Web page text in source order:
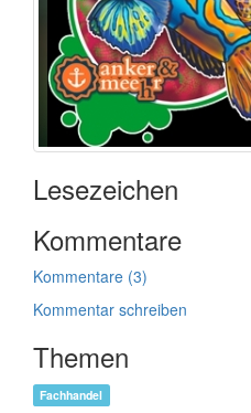
Lesezeichen
Kommentare
Kommentare (3)
Kommentar schreiben
Themen
Fachhandel